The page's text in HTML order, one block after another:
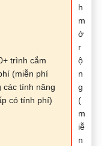
trình cắm
(miễn phí
các tính năng
có tính phí)
h
m
ở
r
ộ
n
g
(
m
iễ
n